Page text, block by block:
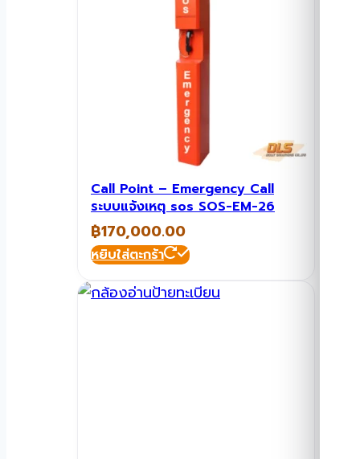
Call Point – Emergency Call
ระบบแจ้งเหตุ sos SOS-EM-26
฿170,000.00
หยิบใส่ตะกร้า